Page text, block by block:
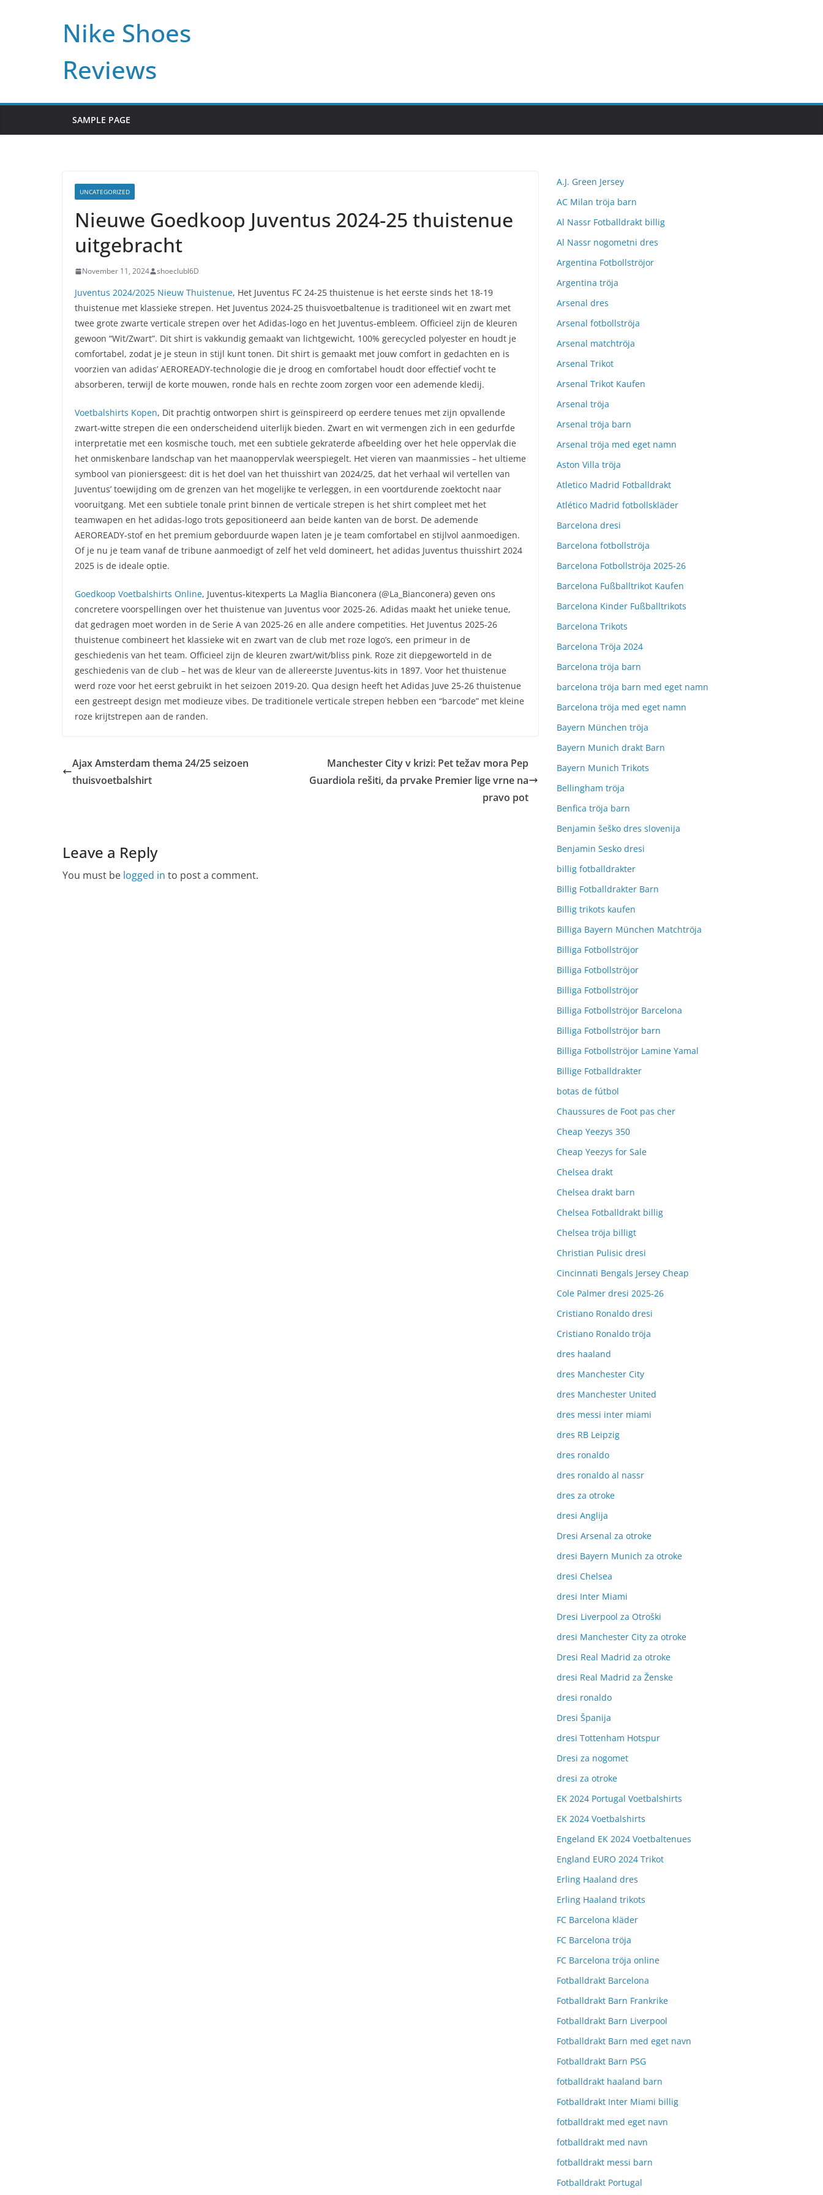
Nike Shoes
Reviews
SAMPLE PAGE
UNCATEGORIZED
Nieuwe Goedkoop Juventus 2024-25 thuistenue
uitgebracht
November 11, 2024 shoeclubl6D
Juventus 2024/2025 Nieuw Thuistenue, Het Juventus FC 24-25 thuistenue is het eerste sinds het 18-19
thuistenue met klassieke strepen. Het Juventus 2024-25 thuisvoetbaltenue is traditioneel wit en zwart met
twee grote zwarte verticale strepen over het Adidas-logo en het Juventus-embleem. Officieel zijn de kleuren
gewoon “Wit/Zwart”. Dit shirt is vakkundig gemaakt van lichtgewicht, 100% gerecycled polyester en houdt je
comfortabel, zodat je je steun in stijl kunt tonen. Dit shirt is gemaakt met jouw comfort in gedachten en is
voorzien van adidas’ AEROREADY-technologie die je droog en comfortabel houdt door effectief vocht te
absorberen, terwijl de korte mouwen, ronde hals en rechte zoom zorgen voor een ademende kledij.
Voetbalshirts Kopen, Dit prachtig ontworpen shirt is geïnspireerd op eerdere tenues met zijn opvallende
zwart-witte strepen die een onderscheidend uiterlijk bieden. Zwart en wit vermengen zich in een gedurfde
interpretatie met een kosmische touch, met een subtiele gekraterde afbeelding over het hele oppervlak die
het onmiskenbare landschap van het maanoppervlak weerspiegelt. Het vieren van maanmissies – het ultieme
symbool van pioniersgeest: dit is het doel van het thuisshirt van 2024/25, dat het verhaal wil vertellen van
Juventus’ toewijding om de grenzen van het mogelijke te verleggen, in een voortdurende zoektocht naar
vooruitgang. Met een subtiele tonale print binnen de verticale strepen is het shirt compleet met het
teamwapen en het adidas-logo trots gepositioneerd aan beide kanten van de borst. De ademende
AEROREADY-stof en het premium geborduurde wapen laten je je team comfortabel en stijlvol aanmoedigen.
Of je nu je team vanaf de tribune aanmoedigt of zelf het veld domineert, het adidas Juventus thuisshirt 2024
2025 is de ideale optie.
Goedkoop Voetbalshirts Online, Juventus-kitexperts La Maglia Bianconera (@La_Bianconera) geven ons
concretere voorspellingen over het thuistenue van Juventus voor 2025-26. Adidas maakt het unieke tenue,
dat gedragen moet worden in de Serie A van 2025-26 en alle andere competities. Het Juventus 2025-26
thuistenue combineert het klassieke wit en zwart van de club met roze logo’s, een primeur in de
geschiedenis van het team. Officieel zijn de kleuren zwart/wit/bliss pink. Roze zit diepgeworteld in de
geschiedenis van de club – het was de kleur van de allereerste Juventus-kits in 1897. Voor het thuistenue
werd roze voor het eerst gebruikt in het seizoen 2019-20. Qua design heeft het Adidas Juve 25-26 thuistenue
een gestreept design met modieuze vibes. De traditionele verticale strepen hebben een “barcode” met kleine
roze krijtstrepen aan de randen.
Ajax Amsterdam thema 24/25 seizoen
thuisvoetbalshirt
Manchester City v krizi: Pet težav mora Pep
Guardiola rešiti, da prvake Premier lige vrne na
pravo pot
Leave a Reply
You must be logged in to post a comment.
A.J. Green Jersey
AC Milan tröja barn
Al Nassr Fotballdrakt billig
Al Nassr nogometni dres
Argentina Fotbollströjor
Argentina tröja
Arsenal dres
Arsenal fotbollströja
Arsenal matchtröja
Arsenal Trikot
Arsenal Trikot Kaufen
Arsenal tröja
Arsenal tröja barn
Arsenal tröja med eget namn
Aston Villa tröja
Atletico Madrid Fotballdrakt
Atlético Madrid fotbollskläder
Barcelona dresi
Barcelona fotbollströja
Barcelona Fotbollströja 2025-26
Barcelona Fußballtrikot Kaufen
Barcelona Kinder Fußballtrikots
Barcelona Trikots
Barcelona Tröja 2024
Barcelona tröja barn
barcelona tröja barn med eget namn
Barcelona tröja med eget namn
Bayern München tröja
Bayern Munich drakt Barn
Bayern Munich Trikots
Bellingham tröja
Benfica tröja barn
Benjamin šeško dres slovenija
Benjamin Sesko dresi
billig fotballdrakter
Billig Fotballdrakter Barn
Billig trikots kaufen
Billiga Bayern München Matchtröja
Billiga Fotbollströjor
Billiga Fotbollströjor
Billiga Fotbollströjor
Billiga Fotbollströjor Barcelona
Billiga Fotbollströjor barn
Billiga Fotbollströjor Lamine Yamal
Billige Fotballdrakter
botas de fútbol
Chaussures de Foot pas cher
Cheap Yeezys 350
Cheap Yeezys for Sale
Chelsea drakt
Chelsea drakt barn
Chelsea Fotballdrakt billig
Chelsea tröja billigt
Christian Pulisic dresi
Cincinnati Bengals Jersey Cheap
Cole Palmer dresi 2025-26
Cristiano Ronaldo dresi
Cristiano Ronaldo tröja
dres haaland
dres Manchester City
dres Manchester United
dres messi inter miami
dres RB Leipzig
dres ronaldo
dres ronaldo al nassr
dres za otroke
dresi Anglija
Dresi Arsenal za otroke
dresi Bayern Munich za otroke
dresi Chelsea
dresi Inter Miami
Dresi Liverpool za Otroški
dresi Manchester City za otroke
Dresi Real Madrid za otroke
dresi Real Madrid za Ženske
dresi ronaldo
Dresi Španija
dresi Tottenham Hotspur
Dresi za nogomet
dresi za otroke
EK 2024 Portugal Voetbalshirts
EK 2024 Voetbalshirts
Engeland EK 2024 Voetbaltenues
England EURO 2024 Trikot
Erling Haaland dres
Erling Haaland trikots
FC Barcelona kläder
FC Barcelona tröja
FC Barcelona tröja online
Fotballdrakt Barcelona
Fotballdrakt Barn Frankrike
Fotballdrakt Barn Liverpool
Fotballdrakt Barn med eget navn
Fotballdrakt Barn PSG
fotballdrakt haaland barn
Fotballdrakt Inter Miami billig
fotballdrakt med eget navn
fotballdrakt med navn
fotballdrakt messi barn
Fotballdrakt Portugal